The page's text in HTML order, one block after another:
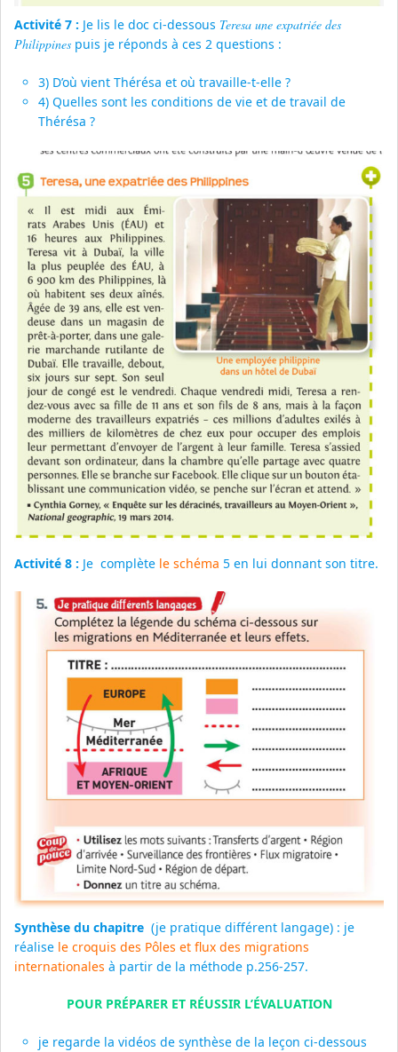
Activité 7 : Je lis le doc ci-dessous Teresa une expatriée des
Philippines puis je réponds à ces 2 questions :
3) D’où vient Thérésa et où travaille-t-elle ?
4) Quelles sont les conditions de vie et de travail de
Thérésa ?
Activité 8 : Je complète le schéma 5 en lui donnant son titre.
Synthèse du chapitre (je pratique différent langage) : je
réalise le croquis des Pôles et flux des migrations
internationales à partir de la méthode p.256-257.
POUR PRÉPARER ET RÉUSSIR L’ÉVALUATION
je regarde la vidéos de synthèse de la leçon ci-dessous